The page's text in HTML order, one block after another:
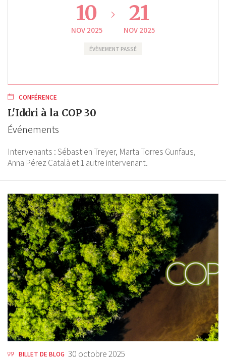
10
NOV 2025
21
NOV 2025
ÉVÈNEMENT PASSÉ
CONFÉRENCE
L'Iddri à la COP 30
Événements
Intervenants :Sébastien Treyer, Marta Torres Gunfaus,
Anna Pérez Català et 1 autre intervenant.
BILLET DE BLOG 30 octobre 2025